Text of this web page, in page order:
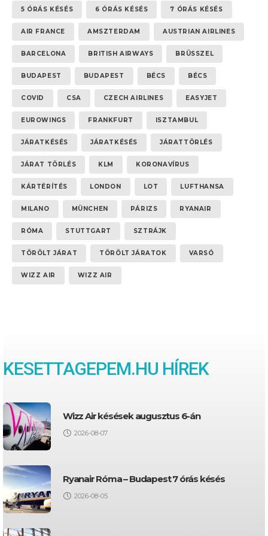
5 ÓRÁS KÉSÉS 6 ÓRÁS KÉSÉS 7 ÓRÁS KÉSÉS
AIR FRANCE AMSZTERDAM AUSTRIAN AIRLINES
BARCELONA BRITISH AIRWAYS BRÜSSZEL
BUDAPEST BUDAPEST BÉCS BÉCS
COVID CSA CZECH AIRLINES EASYJET
EUROWINGS FRANKFURT ISZTAMBUL
JÁRATKÉSÉS JÁRATKÉSÉS JÁRATTÖRLÉS
JÁRAT TÖRLÉS KLM KORONAVÍRUS
KÁRTÉRÍTÉS LONDON LOT LUFTHANSA
MILANO MÜNCHEN PÁRIZS RYANAIR
RÓMA STUTTGART SZTRÁJK
TÖRÖLT JÁRAT TÖRÖLT JÁRATOK VARSÓ
WIZZ AIR WIZZ AIR
KESETTAGEPEM.HU HÍREK
Wizz Air késések augusztus 6-án
2026-08-07
Ryanair Róma – Budapest 7 órás késés
2026-08-05